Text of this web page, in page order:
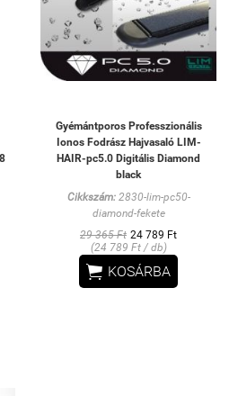
Gyémántporos Professzionális
Ionos Fodrász Hajvasaló LIM-
HAIR-pc5.0 Digitális Diamond
black
Cikkszám:2830-lim-pc50-
diamond-fekete
29 365 Ft 24 789 Ft
(24 789 Ft / db)
 KOSÁRBA